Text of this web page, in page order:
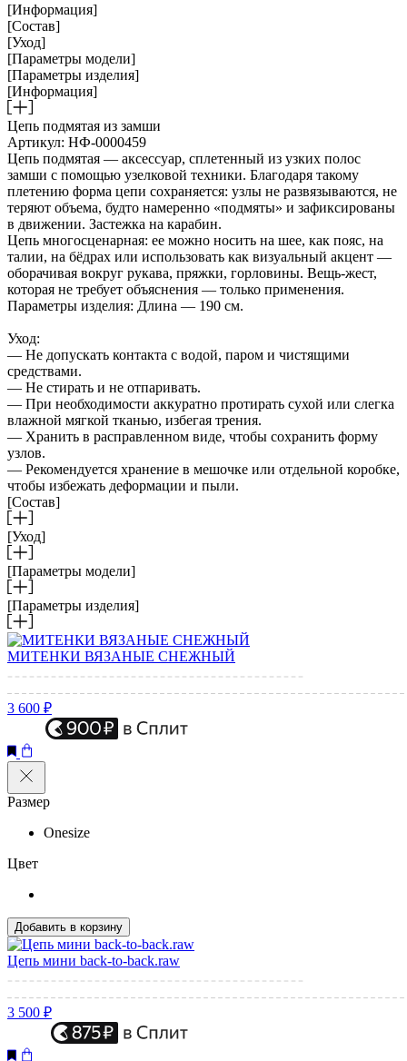
[Информация]
[Состав]
[Уход]
[Параметры модели]
[Параметры изделия]
[Информация]
Цепь подмятая из замши
Артикул: НФ-0000459
Цепь подмятая — аксессуар, сплетенный из узких полос
замши с помощью узелковой техники. Благодаря такому
плетению форма цепи сохраняется: узлы не развязываются, не
теряют объема, будто намеренно «подмяты» и зафиксированы
в движении. Застежка на карабин.
Цепь многосценарная: ее можно носить на шее, как пояс, на
талии, на бёдрах или использовать как визуальный акцент —
оборачивая вокруг рукава, пряжки, горловины. Вещь-жест,
которая не требует объяснения — только применения.
Параметры изделия: Длина — 190 см.
Уход:
— Не допускать контакта с водой, паром и чистящими
средствами.
— Не стирать и не отпаривать.
— При необходимости аккуратно протирать сухой или слегка
влажной мягкой тканью, избегая трения.
— Хранить в расправленном виде, чтобы сохранить форму
узлов.
— Рекомендуется хранение в мешочке или отдельной коробке,
чтобы избежать деформации и пыли.
[Состав]
[Уход]
[Параметры модели]
[Параметры изделия]
МИТЕНКИ ВЯЗАНЫЕ СНЕЖНЫЙ
3 600 ₽
Размер
Onesize
Цвет
Добавить в корзину
Цепь мини back-to-back.raw
3 500 ₽